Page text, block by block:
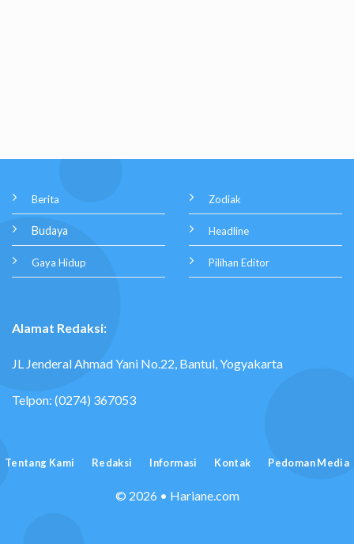
Berita
Budaya
Gaya Hidup
Zodiak
Headline
Pilihan Editor
Alamat Redaksi:
JL Jenderal Ahmad Yani No.22, Bantul, Yogyakarta
Telpon: (0274) 367053
Tentang Kami Redaksi Informasi Kontak Pedoman Media
© 2026 • Hariane.com